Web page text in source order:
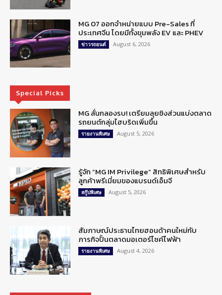
MG 07 ออกจำหน่ายแบบ Pre-Sales ที่
ประเทศจีน โดยมีทั้งขุมพลัง EV และ PHEV
ข่าวรถยนต์ August 6, 2026
Special Picks
MG ลั่นกลองรบ! เตรียมลุยชิงส่วนแบ่งตลาด
รถยนต์กลุ่มไฮบริดเพิ่มขึ้น
รายงานพิเศษ August 5, 2026
รู้จัก “MG IM Privilege” สิทธิพิเศษสำหรับ
ลูกค้าพรีเมี่ยมของแบรนด์เอ็มจี
สกู๊ปพิเศษ August 5, 2026
สัมภาษณ์ประธานไทยฮอนด้าคนใหม่กับ
ภารกิจปั้นตลาดมอเตอร์ไซค์ไฟฟ้า
รายงานพิเศษ August 4, 2026